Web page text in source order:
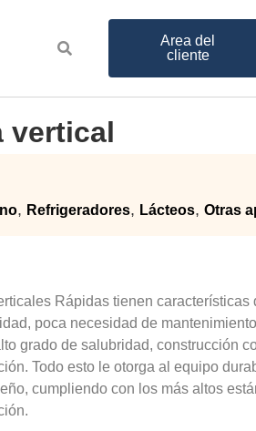
Area del
cliente
vertical
, Refrigeradores, Lácteos, Otras
Rápidas tienen características
poca necesidad de
grado de salubridad, construcción
Todo esto le otorga al equipo
cumpliendo con los más altos